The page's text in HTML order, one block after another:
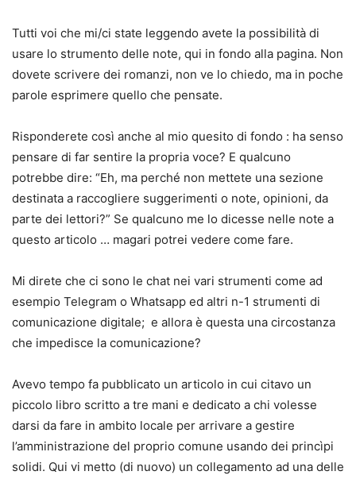
Tutti voi che mi/ci state leggendo avete la possibilità di
usare lo strumento delle note, qui in fondo alla pagina. Non
dovete scrivere dei romanzi, non ve lo chiedo, ma in poche
parole esprimere quello che pensate.
Risponderete così anche al mio quesito di fondo : ha senso
pensare di far sentire la propria voce? E qualcuno
potrebbe dire: “Eh, ma perché non mettete una sezione
destinata a raccogliere suggerimenti o note, opinioni, da
parte dei lettori?” Se qualcuno me lo dicesse nelle note a
questo articolo … magari potrei vedere come fare.
Mi direte che ci sono le chat nei vari strumenti come ad
esempio Telegram o Whatsapp ed altri n-1 strumenti di
comunicazione digitale; e allora è questa una circostanza
che impedisce la comunicazione?
Avevo tempo fa pubblicato un articolo in cui citavo un
piccolo libro scritto a tre mani e dedicato a chi volesse
darsi da fare in ambito locale per arrivare a gestire
l’amministrazione del proprio comune usando dei princìpi
solidi. Qui vi metto (di nuovo) un collegamento ad una delle